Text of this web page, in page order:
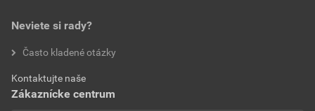
Neviete si rady?
Často kladené otázky
Kontaktujte naše
Zákaznícke centrum